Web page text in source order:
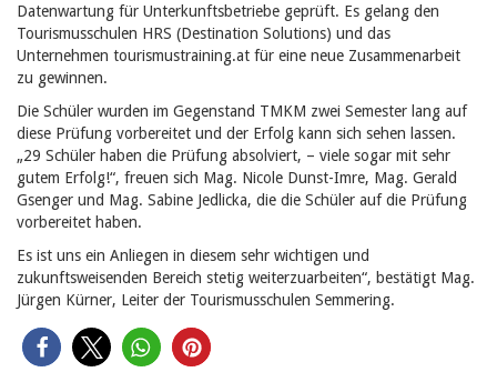
Datenwartung für Unterkunftsbetriebe geprüft. Es gelang den
Tourismusschulen HRS (Destination Solutions) und das
Unternehmen tourismustraining.at für eine neue Zusammenarbeit
zu gewinnen.
Die Schüler wurden im Gegenstand TMKM zwei Semester lang auf
diese Prüfung vorbereitet und der Erfolg kann sich sehen lassen.
„29 Schüler haben die Prüfung absolviert, – viele sogar mit sehr
gutem Erfolg!“, freuen sich Mag. Nicole Dunst-Imre, Mag. Gerald
Gsenger und Mag. Sabine Jedlicka, die die Schüler auf die Prüfung
vorbereitet haben.
Es ist uns ein Anliegen in diesem sehr wichtigen und
zukunftsweisenden Bereich stetig weiterzuarbeiten“, bestätigt Mag.
Jürgen Kürner, Leiter der Tourismusschulen Semmering.